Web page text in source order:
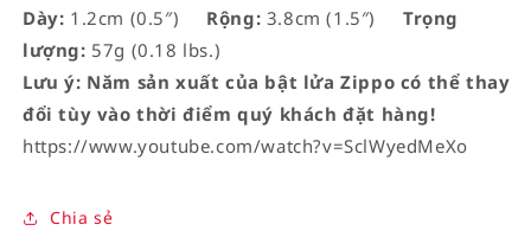
Dày: 1.2cm (0.5″) Rộng: 3.8cm (1.5″)
Trọng
lượng: 57g (0.18 lbs.)
Lưu ý: Năm sản xuất của bật lửa Zippo có thể thay
đổi tùy vào thời điểm quý khách đặt hàng!
https://www.youtube.com/watch?v=SclWyedMeXo
Chia sẻ